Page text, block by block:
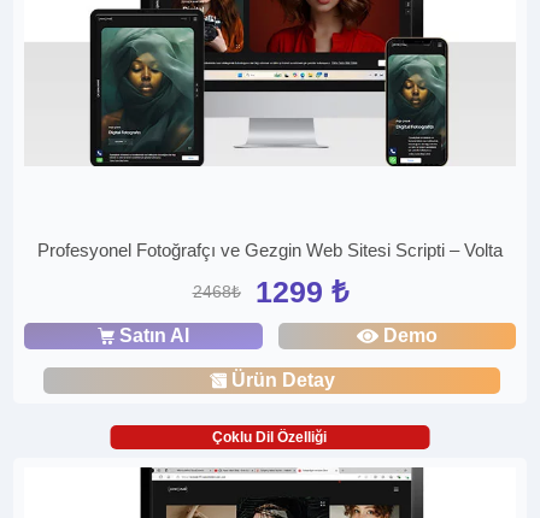
Profesyonel Fotoğrafçı ve Gezgin Web Sitesi Scripti – Volta
2468₺ 1299 ₺
Satın Al Demo
Ürün Detay
Çoklu Dil Özelliği